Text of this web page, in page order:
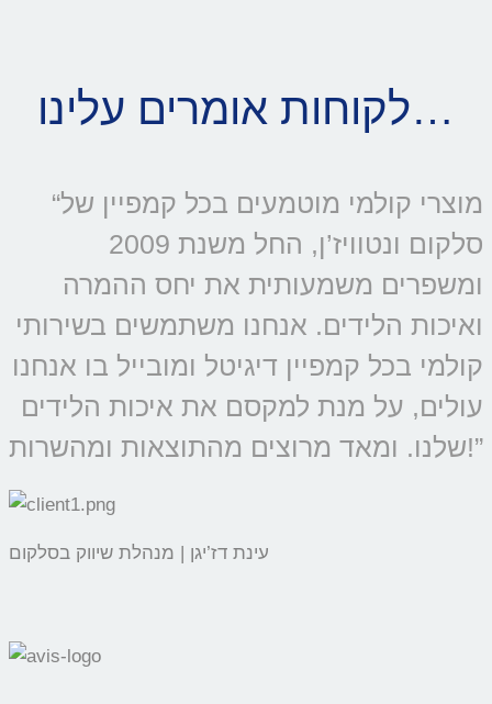
לקוחות אומרים עלינו…
“מוצרי קולמי מוטמעים בכל קמפיין של
סלקום ונטוויז’ן, החל משנת 2009
ומשפרים משמעותית את יחס ההמרה
ואיכות הלידים. אנחנו משתמשים בשירותי
קולמי בכל קמפיין דיגיטל ומובייל בו אנחנו
עולים, על מנת למקסם את איכות הלידים
שלנו. ומאד מרוצים מהתוצאות ומהשרות!”
עינת דז’יגן | מנהלת שיווק בסלקום